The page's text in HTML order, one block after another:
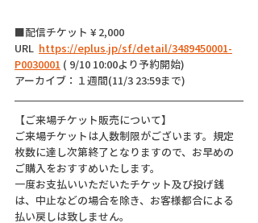
■配信チケット ¥ 2,000
URL https://eplus.jp/sf/detail/3489450001-
P0030001 ( 9/10 10:00より予約開始)
アーカイブ：１週間(11/3 23:59まで)
【ご来場チケット販売について】
ご来場チケットは人数制限がございます。規定
枚数に達し次第終了となりますので、お早めの
ご購入をおすすめいたします。
一度お支払いいただいたチケット及び投げ銭
は、中止などの場合を除き、お客様都合による
払い戻しは致しません。